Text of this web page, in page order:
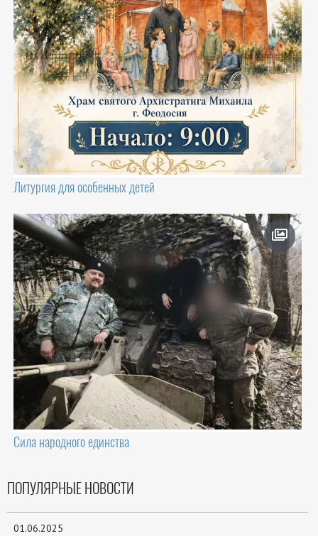
Литургия для особенных детей
Сила народного единства
ПОПУЛЯРНЫЕ НОВОСТИ
01.06.2025